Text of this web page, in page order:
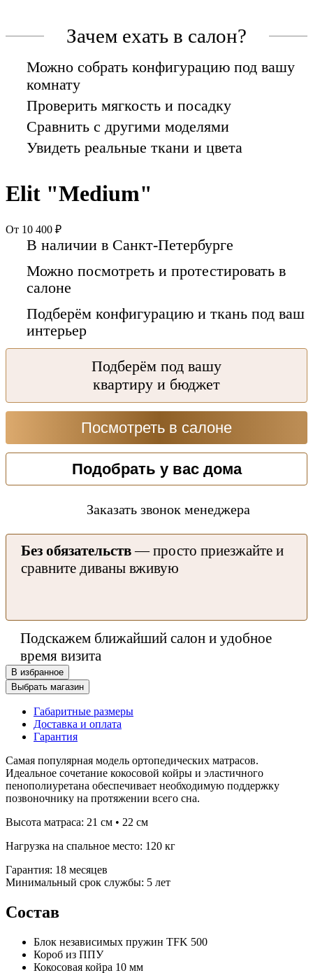
Зачем ехать в салон?
Можно собрать конфигурацию под вашу
комнату
Проверить мягкость и посадку
Сравнить с другими моделями
Увидеть реальные ткани и цвета
Elit "Medium"
От 10 400 ₽
В наличии в Санкт-Петербурге
Можно посмотреть и протестировать в
салоне
Подберём конфигурацию и ткань под ваш
интерьер
Подберём под вашу
квартиру и бюджет
Посмотреть в салоне
Подобрать у вас дома
Заказать звонок менеджера
Без обязательств— просто приезжайте и
сравните диваны вживую
Подскажем ближайший салон и удобное
время визита
В избранное
Выбрать магазин
Габаритные размеры
Доставка и оплата
Гарантия
Самая популярная модель ортопедических матрасов.
Идеальное сочетание кокосовой койры и эластичного
пенополиуретана обеспечивает необходимую поддержку
позвоночнику на протяжении всего сна.
Высота матраса: 21 см • 22 см
Нагрузка на спальное место: 120 кг
Гарантия: 18 месяцев
Минимальный срок службы: 5 лет
Состав
Блок независимых пружин TFK 500
Короб из ППУ
Кокосовая койра 10 мм